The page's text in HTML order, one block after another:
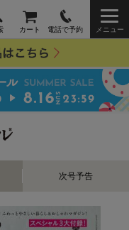
カート 電話で予約 メニュー
次号予告